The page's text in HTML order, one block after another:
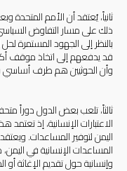
ثانياً، يُعتقد أن الأمم المتحدة
ذلك على مسار التفاوض
بالنظر إلى الجهود المستمرة
قد يدفعهم إلى اتخاذ موقف
وأن الحوثيين هم طرف
ثالثاً،تلعب بعض الدول دوراً
الاعتبارات الإنسانية، إذ
اليمن لتوفير المساعدات.
المساعدات الإنسانية في
وإنسانية حول تقديم الإغاثة أو